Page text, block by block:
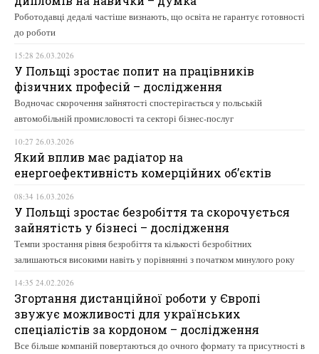
Роботодавці дедалі частіше визнають, що освіта не гарантує готовності
до роботи
15:28 26.03.2026
У Польщі зростає попит на працівників
фізичних професій – дослідження
Водночас скорочення зайнятості спостерігається у польській
автомобільній промисловості та секторі бізнес-послуг
10:27 26.03.2026
Який вплив має радіатор на
енергоефективність комерційних об’єктів
08:34 16.03.2026
У Польщі зростає безробіття та скорочується
зайнятість у бізнесі – дослідження
Темпи зростання рівня безробіття та кількості безробітних
залишаються високими навіть у порівнянні з початком минулого року
14:35 24.02.2026
Згортання дистанційної роботи у Європі
звужує можливості для українських
спеціалістів за кордоном – дослідження
Все більше компаній повертаються до очного формату та присутності в